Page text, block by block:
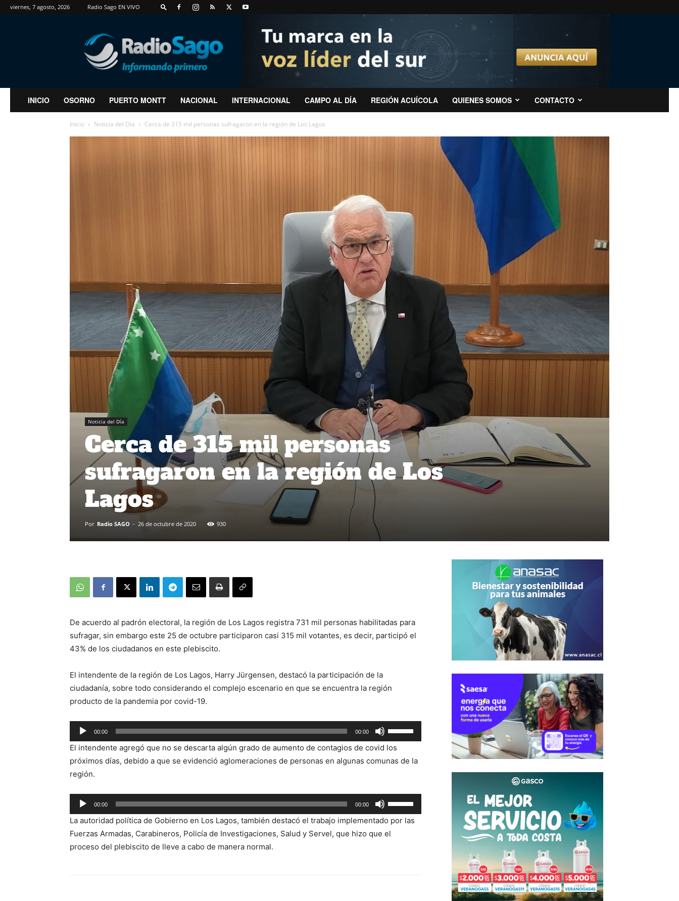
viernes, 7 agosto, 2026 Radio Sago EN VIVO
RadioSago
INICIO OSORNO PUERTO MONTT NACIONAL INTERNACIONAL CAMPO AL DÍA REGIÓN ACUÍCOLA QUIENES SOMOS CONTACTO
Inicio Noticia del Día Cerca de 315 mil personas sufragaron en la región de Los Lagos
Noticia del Día
Cerca de 315 mil personas
sufragaron en la región de Los
Lagos
Por Radio SAGO - 26 de octubre de 2020 930
De acuerdo al padrón electoral, la región de Los Lagos registra 731 mil personas habilitadas para
sufragar, sin embargo este 25 de octubre participaron casi 315 mil votantes, es decir, participó el
43% de los ciudadanos en este plebiscito.
El intendente de la región de Los Lagos, Harry Jürgensen, destacó la participación de la
ciudadanía, sobre todo considerando el complejo escenario en que se encuentra la región
producto de la pandemia por covid-19.
Reproductor
de
audio
00:00 00:00
las
teclas
de
arriba/abajo
para
aumentar
o
El intendente agregó que no se descarta algún grado de aumento de contagios de covid los
próximos días, debido a que se evidenció aglomeraciones de personas en algunas comunas de la
región.
Reproductor
de
audio
00:00 00:00
las
teclas
de
La autoridad política de Gobierno en Los Lagos, también destacó el trabajo implementado por las
Fuerzas Armadas, Carabineros, Policía de Investigaciones, Salud y Servel, que hizo que el
proceso del plebiscito de lleve a cabo de manera normal.